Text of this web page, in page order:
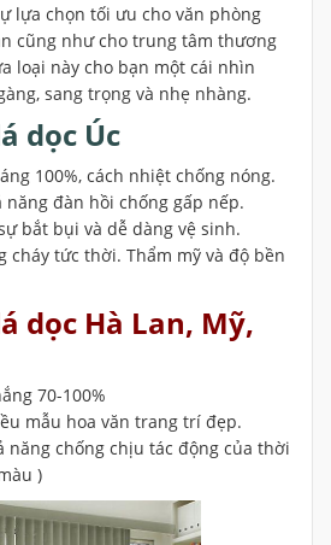
lựa chọn tối ưu cho văn phòng
cũng như cho trung tâm thương
loại này cho bạn một cái nhìn
sang trọng và nhẹ nhàng.
dọc Úc
100%, cách nhiệt chống nóng.
năng đàn hồi chống gấp nếp.
bắt bụi và dễ dàng vệ sinh.
cháy tức thời. Thẩm mỹ và độ bền
dọc Hà Lan, Mỹ,
70-100%
mẫu hoa văn trang trí đẹp.
năng chống chịu tác động của thời
)